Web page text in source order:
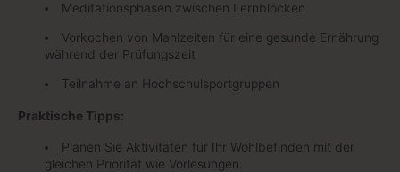
Meditationsphasen zwischen Lernblöcken
Vorkochen von Mahlzeiten für eine gesunde Ernährung
während der Prüfungszeit
Teilnahme an Hochschulsportgruppen
Praktische Tipps:
Planen Sie Aktivitäten für Ihr Wohlbefinden mit der
gleichen Priorität wie Vorlesungen.